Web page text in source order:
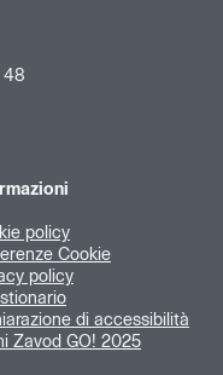
48
policy
Cookie
policy
di accessibilità
Zavod GO! 2025